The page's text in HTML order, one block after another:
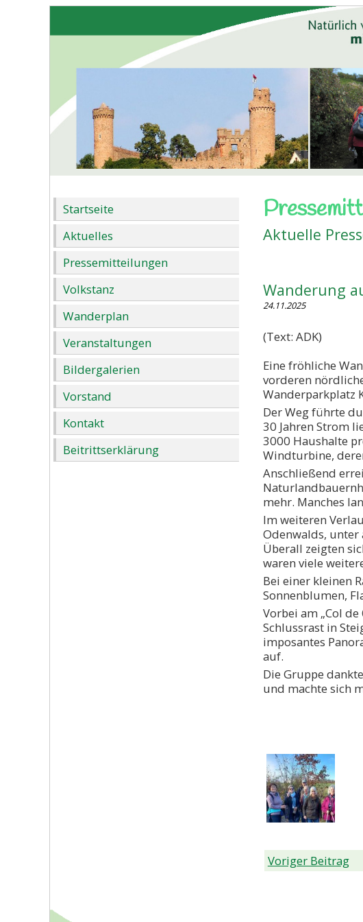
Startseite
Aktuelles
Pressemitteilungen
Volkstanz
Wanderplan
Veranstaltungen
Bildergalerien
Vorstand
Kontakt
Beitrittserklärung
Aktuelle
Wanderung
24.11.2025
(Text: ADK)
Eine fröhliche
vorderen
Wanderparkplatz
Der Weg führte
30 Jahren Strom
3000 Haushalte
Windturbine,
Anschließend
mehr. Manches
Im weiteren
Odenwalds, unter
Überall zeigten
waren viele
Bei einer kleinen
Sonnenblumen,
Vorbei am „Col
Schlussrast in
imposantes
auf.
Die Gruppe
und machte sich
Voriger Beitrag